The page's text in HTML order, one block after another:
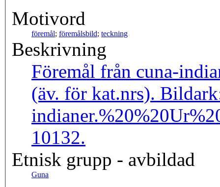
Motivord
föremål; föremålsbild; teckning
Beskrivning
Föremål från cuna-indianer. Ur saml. 35.15. Teckningar av Axel Hjelm. Se H. Wassén: Original Documents, etc.,
(äv. för
10132.
Etnisk grupp - avbildad
Guna